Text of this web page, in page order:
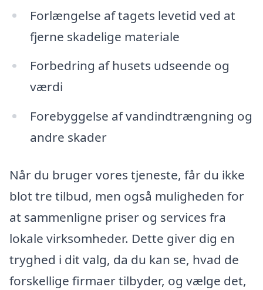
Forlængelse af tagets levetid ved at
fjerne skadelige materiale
Forbedring af husets udseende og
værdi
Forebyggelse af vandindtrængning og
andre skader
Når du bruger vores tjeneste, får du ikke
blot tre tilbud, men også muligheden for
at sammenligne priser og services fra
lokale virksomheder. Dette giver dig en
tryghed i dit valg, da du kan se, hvad de
forskellige firmaer tilbyder, og vælge det,